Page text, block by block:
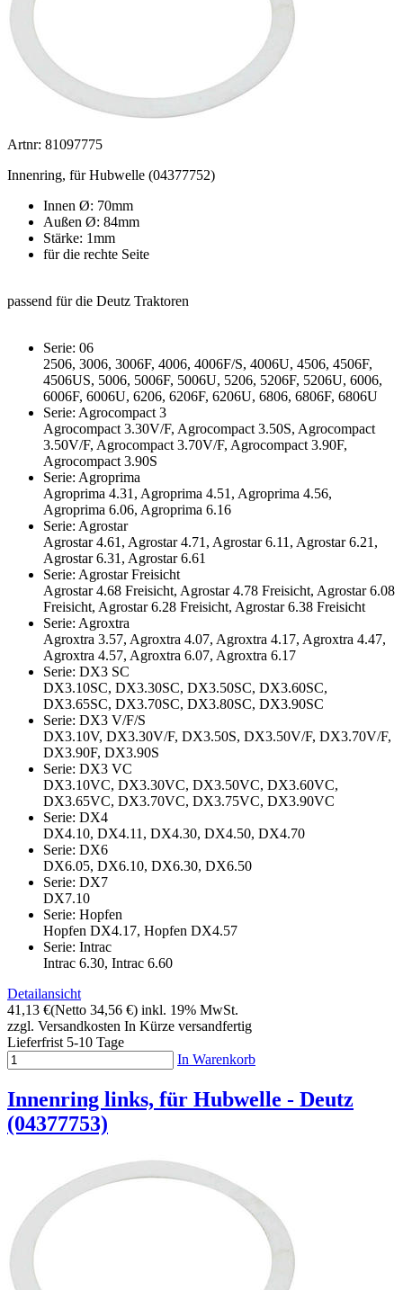
Artnr: 81097775
Innenring, für Hubwelle (04377752)
Innen Ø: 70mm
Außen Ø: 84mm
Stärke: 1mm
für die rechte Seite
passend für die Deutz Traktoren
Serie: 06
2506, 3006, 3006F, 4006, 4006F/S, 4006U, 4506, 4506F,
4506US, 5006, 5006F, 5006U, 5206, 5206F, 5206U, 6006,
6006F, 6006U, 6206, 6206F, 6206U, 6806, 6806F, 6806U
Serie: Agrocompact 3
Agrocompact 3.30V/F, Agrocompact 3.50S, Agrocompact
3.50V/F, Agrocompact 3.70V/F, Agrocompact 3.90F,
Agrocompact 3.90S
Serie: Agroprima
Agroprima 4.31, Agroprima 4.51, Agroprima 4.56,
Agroprima 6.06, Agroprima 6.16
Serie: Agrostar
Agrostar 4.61, Agrostar 4.71, Agrostar 6.11, Agrostar 6.21,
Agrostar 6.31, Agrostar 6.61
Serie: Agrostar Freisicht
Agrostar 4.68 Freisicht, Agrostar 4.78 Freisicht, Agrostar 6.08
Freisicht, Agrostar 6.28 Freisicht, Agrostar 6.38 Freisicht
Serie: Agroxtra
Agroxtra 3.57, Agroxtra 4.07, Agroxtra 4.17, Agroxtra 4.47,
Agroxtra 4.57, Agroxtra 6.07, Agroxtra 6.17
Serie: DX3 SC
DX3.10SC, DX3.30SC, DX3.50SC, DX3.60SC,
DX3.65SC, DX3.70SC, DX3.80SC, DX3.90SC
Serie: DX3 V/F/S
DX3.10V, DX3.30V/F, DX3.50S, DX3.50V/F, DX3.70V/F,
DX3.90F, DX3.90S
Serie: DX3 VC
DX3.10VC, DX3.30VC, DX3.50VC, DX3.60VC,
DX3.65VC, DX3.70VC, DX3.75VC, DX3.90VC
Serie: DX4
DX4.10, DX4.11, DX4.30, DX4.50, DX4.70
Serie: DX6
DX6.05, DX6.10, DX6.30, DX6.50
Serie: DX7
DX7.10
Serie: Hopfen
Hopfen DX4.17, Hopfen DX4.57
Serie: Intrac
Intrac 6.30, Intrac 6.60
Detailansicht
41,13 €(Netto 34,56 €) inkl. 19% MwSt.
zzgl. Versandkosten In Kürze versandfertig
Lieferfrist 5-10 Tage
In Warenkorb
Innenring links, für Hubwelle - Deutz
(04377753)